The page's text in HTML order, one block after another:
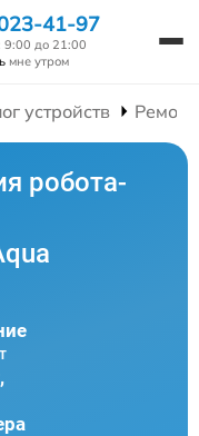
41-97
9:00 до 21:00
мне утром
устройств
робота-